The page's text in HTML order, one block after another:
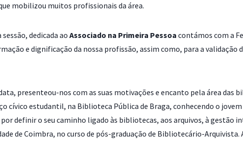
mobilizou muitos profissionais da área.
dedicada ao Associado na Primeira Pessoa contámos com a
e dignificação da nossa profissão, assim como, para a validação
presenteou-nos com as suas motivações e encanto pela área das
cívico estudantil, na Biblioteca Pública de Braga, conhecendo o
definir o seu caminho ligado às bibliotecas, aos arquivos, à gestão
de Coimbra, no curso de pós-graduação de Bibliotecário-